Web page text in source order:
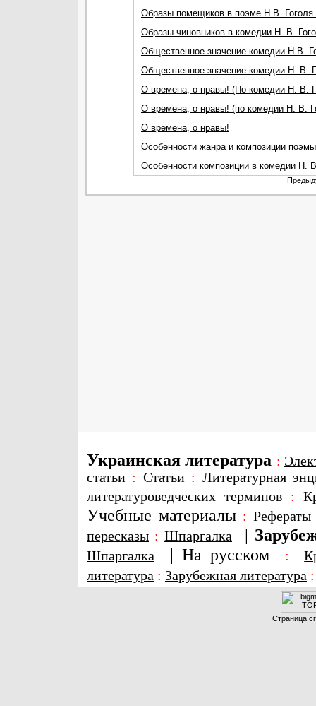
Образы помещиков в поэме Н.В. Гоголя
Образы чиновников в комедии Н. В.
Общественное значение комедии Н.В.
Общественное значение комедии Н. В.
О времена, о нравы! (По комедии Н. В.
О времена, о нравы! (по комедии Н. В.
О времена, о нравы!
Особенности жанра и композиции
Особенности композиции в комедии Н.
Украинская литература :
статьи : Статьи: Литературная
литературоведческих терминов:
Учебные материалы : Рефераты
пересказы : Шпаргалка |
Шпаргалка | На русском :
литература : Зарубежная литература
Страница